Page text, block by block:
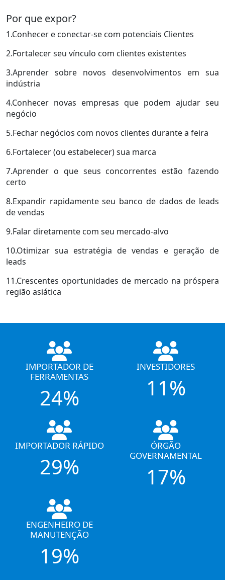
Por que expor?
1.Conhecer e conectar-se com potenciais Clientes
2.Fortalecer seu vínculo com clientes existentes
3.Aprender sobre novos desenvolvimentos em sua
indústria
4.Conhecer novas empresas que podem ajudar seu
negócio
5.Fechar negócios com novos clientes durante a feira
6.Fortalecer (ou estabelecer) sua marca
7.Aprender o que seus concorrentes estão fazendo
certo
8.Expandir rapidamente seu banco de dados de leads
de vendas
9.Falar diretamente com seu mercado-alvo
10.Otimizar sua estratégia de vendas e geração de
leads
11.Crescentes oportunidades de mercado na próspera
região asiática
IMPORTADOR DE
FERRAMENTAS
24%
INVESTIDORES
11%
IMPORTADOR RÁPIDO
29%
ÓRGÃO
GOVERNAMENTAL
17%
ENGENHEIRO DE
MANUTENÇÃO
19%